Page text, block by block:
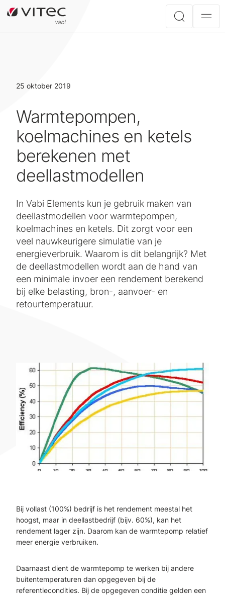
25 oktober 2019
Warmtepompen,
koelmachines en ketels
berekenen met
deellastmodellen
In Vabi Elements kun je gebruik maken van
deellastmodellen voor warmtepompen,
koelmachines en ketels. Dit zorgt voor een
veel nauwkeurigere simulatie van je
energieverbruik. Waarom is dit belangrijk? Met
de deellastmodellen wordt aan de hand van
een minimale invoer een rendement berekend
bij elke belasting, bron-, aanvoer- en
retourtemperatuur.
Bij vollast (100%) bedrijf is het rendement meestal het
hoogst, maar in deellastbedrijf (bijv. 60%), kan het
rendement lager zijn. Daarom kan de warmtepomp relatief
meer energie verbruiken.
Daarnaast dient de warmtepomp te werken bij andere
buitentemperaturen dan opgegeven bij de
referentiecondities. Bij de opgegeven conditie gelden een